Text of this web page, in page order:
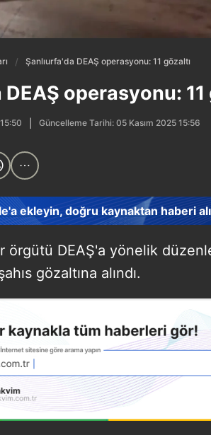
Şanlıurfa'da DEAŞ operasyonu: 11 gözaltı
operasyonu: 11
Güncelleme Tarihi: 05 Kasım 2025 15:56
ekleyin, doğru kaynaktan haberi
örgütü DEAŞ'a yönelik
gözaltına alındı.